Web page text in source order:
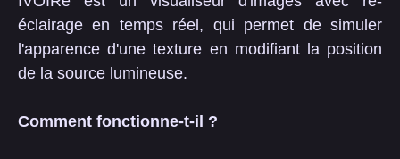
éclairage en temps réel, qui permet de simuler
l'apparence d'une texture en modifiant la position
de la source lumineuse.
Comment fonctionne-t-il ?